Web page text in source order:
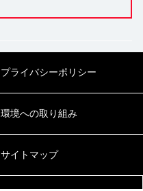
プライバシーポリシー
環境への取り組み
サイトマップ